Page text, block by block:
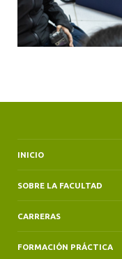
INICIO
SOBRE LA FACULTAD
CARRERAS
FORMACIÓN PRÁCTICA